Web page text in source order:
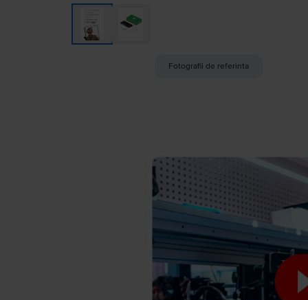
Fotografii de referinta